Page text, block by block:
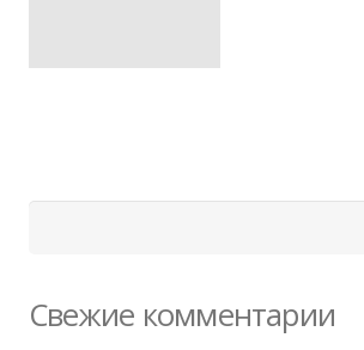
Свежие комментарии